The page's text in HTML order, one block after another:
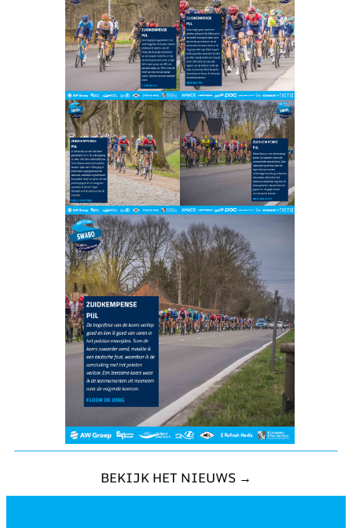
BEKIJK HET NIEUWS →